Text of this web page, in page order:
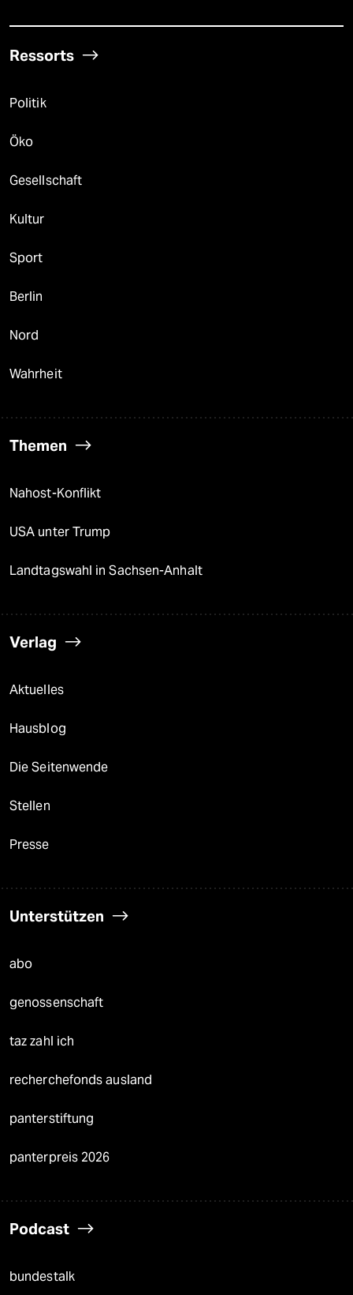
Ressorts
Politik
Öko
Gesellschaft
Kultur
Sport
Berlin
Nord
Wahrheit
Themen
Nahost-Konflikt
USA unter Trump
Landtagswahl in Sachsen-Anhalt
Verlag
Aktuelles
Hausblog
Die Seitenwende
Stellen
Presse
Unterstützen
abo
genossenschaft
taz zahl ich
recherchefonds ausland
panterstiftung
panterpreis 2026
Podcast
bundestalk